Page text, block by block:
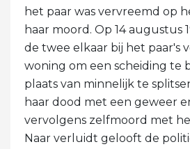
het paar was vervreemd op
haar moord. Op 14 augustus
de twee elkaar bij het paar's
woning om een ​​scheiding te
plaats van minnelijk te
haar dood met een geweer
vervolgens zelfmoord met
Naar verluidt gelooft de